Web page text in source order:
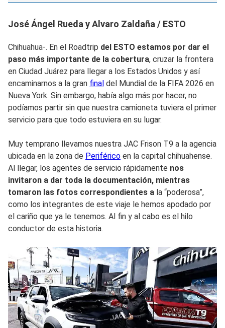
José Ángel Rueda y Alvaro Zaldaña / ESTO
Chihuahua-. En el Roadtrip del ESTO estamos por dar el
paso más importante de la cobertura, cruzar la frontera
en Ciudad Juárez para llegar a los Estados Unidos y así
encaminarnos a la gran final del Mundial de la FIFA 2026 en
Nueva York. Sin embargo, había algo más por hacer, no
podíamos partir sin que nuestra camioneta tuviera el primer
servicio para que todo estuviera en su lugar.
Muy temprano llevamos nuestra JAC Frison T9 a la agencia
ubicada en la zona de Periférico en la capital chihuahense.
Al llegar, los agentes de servicio rápidamente nos
invitaron a dar toda la documentación, mientras
tomaron las fotos correspondientes a la “poderosa”,
como los integrantes de este viaje le hemos apodado por
el cariño que ya le tenemos. Al fin y al cabo es el hilo
conductor de esta historia.